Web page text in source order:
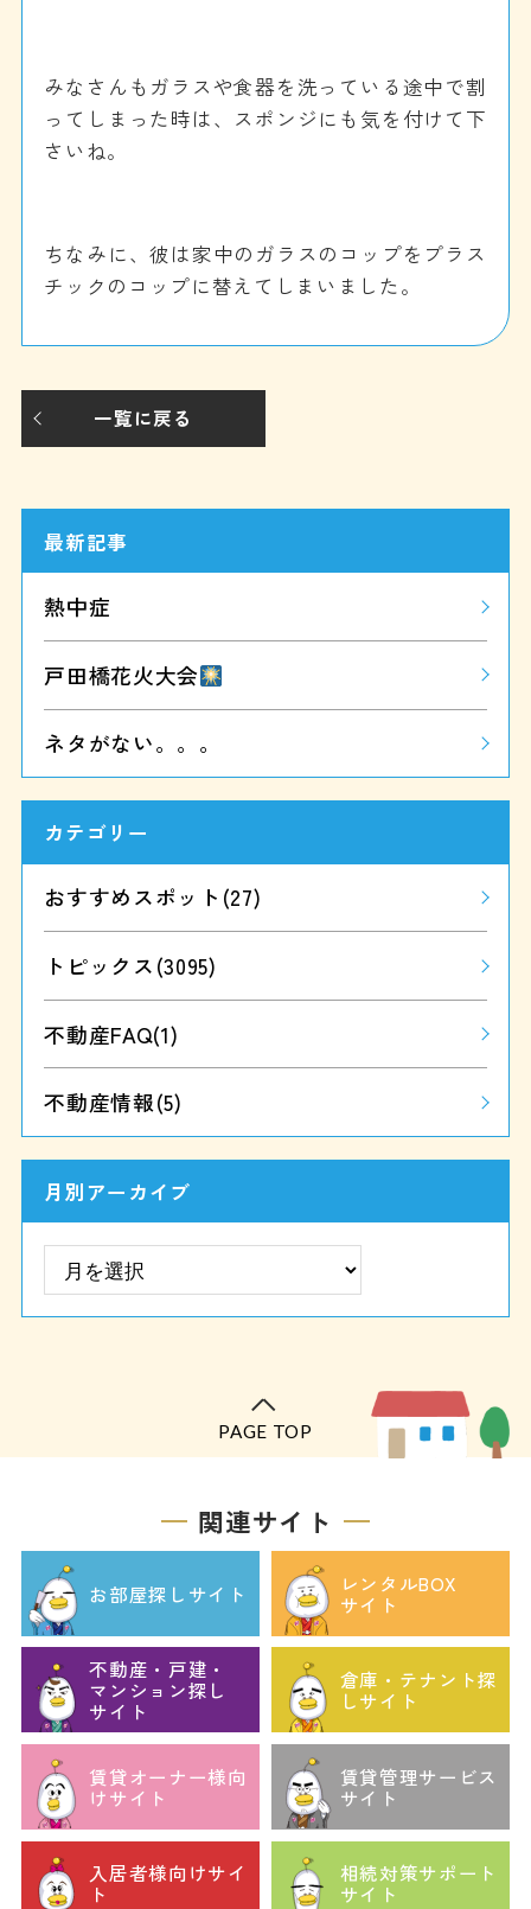
みなさんもガラスや食器を洗っている途中で割
ってしまった時は、スポンジにも気を付けて下
さいね。
ちなみに、彼は家中のガラスのコップをプラス
チックのコップに替えてしまいました。
一覧に戻る
最新記事
熱中症
戸田橋花火大会
ネタがない。。。
カテゴリー
おすすめスポット (27)
トピックス(3095)
不動産FAQ(1)
不動産情報(5)
月別アーカイブ
PAGE TOP
関連サイト
お部屋探しサイト
レンタルBOX
サイト
不動産・戸建・
マンション探し
サイト
倉庫・テナント探
しサイト
賃貸オーナー様向
けサイト
賃貸管理サービス
サイト
入居者様向けサイ
ト
相続対策サポート
サイト